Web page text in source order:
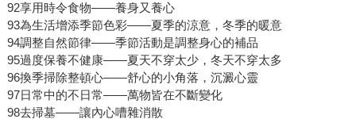
92享用時令食物——養身又養心
93為生活增添季節色彩——夏季的涼意，冬季的暖意
94調整自然節律——季節活動是調整身心的補品
95過度保養不健康——夏天不穿太少，冬天不穿太多
96換季掃除整頓心——舒心的小角落，沉澱心靈
97日常中的不日常——萬物皆在不斷變化
98去掃墓——讓內心嘈雜消散